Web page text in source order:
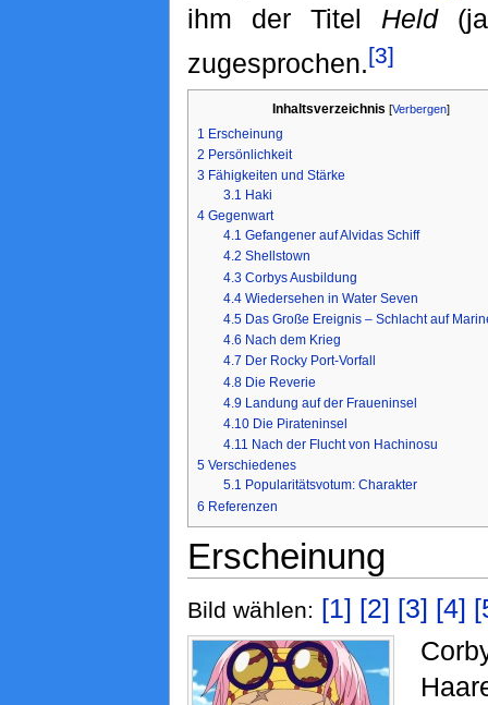
ihm der Titel Held
zugesprochen.[3]
Inhaltsverzeichnis [Verbergen]
1 Erscheinung
2 Persönlichkeit
3 Fähigkeiten und Stärke
3.1 Haki
4 Gegenwart
4.1 Gefangener auf Alvidas Schiff
4.2 Shellstown
4.3 Corbys Ausbildung
4.4 Wiedersehen in Water Seven
4.5 Das Große Ereignis – Schlacht auf
4.6 Nach dem Krieg
4.7 Der Rocky Port-Vorfall
4.8 Die Reverie
4.9 Landung auf der Fraueninsel
4.10 Die Pirateninsel
4.11 Nach der Flucht von Hachinosu
5 Verschiedenes
5.1 Popularitätsvotum: Charakter
6 Referenzen
Erscheinung
Bild wählen: [1] [2] [3] [4]